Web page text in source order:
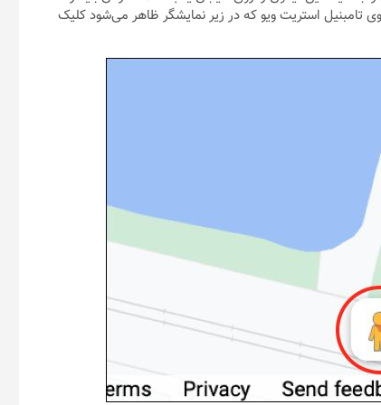
استریت ویو که در زیر نمایشگر ظاهر می‌شود کلیک